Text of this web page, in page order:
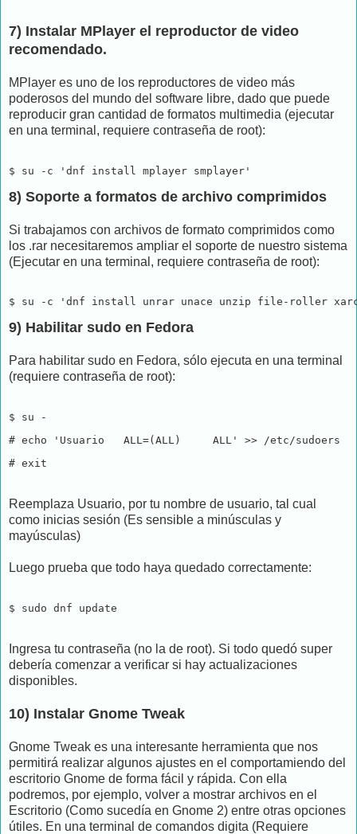
7) Instalar MPlayer el reproductor de video
recomendado.
MPlayer es uno de los reproductores de video más
poderosos del mundo del software libre, dado que puede
reproducir gran cantidad de formatos multimedia (ejecutar
en una terminal, requiere contraseña de root):
$ su -c 'dnf install mplayer smplayer'
8) Soporte a formatos de archivo comprimidos
Si trabajamos con archivos de formato comprimidos como
los .rar necesitaremos ampliar el soporte de nuestro sistema
(Ejecutar en una terminal, requiere contraseña de root):
$ su -c 'dnf install unrar unace unzip file-roller
9) Habilitar sudo en Fedora
Para habilitar sudo en Fedora, sólo ejecuta en una terminal
(requiere contraseña de root):
$ su -
# echo 'Usuario   ALL=(ALL)     ALL' >> /etc/sudoers
# exit
Reemplaza Usuario, por tu nombre de usuario, tal cual
como inicias sesión (Es sensible a minúsculas y
mayúsculas)
Luego prueba que todo haya quedado correctamente:
$ sudo dnf update
Ingresa tu contraseña (no la de root). Si todo quedó super
debería comenzar a verificar si hay actualizaciones
disponibles.
10) Instalar Gnome Tweak
Gnome Tweak es una interesante herramienta que nos
permitirá realizar algunos ajustes en el comportamiendo del
escritorio Gnome de forma fácil y rápida. Con ella
podremos, por ejemplo, volver a mostrar archivos en el
Escritorio (Como sucedía en Gnome 2) entre otras opciones
útiles. En una terminal de comandos digita (Requiere